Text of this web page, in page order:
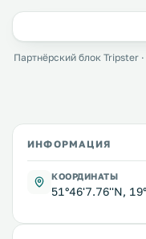
Партнёрский блок Tripster
ИНФОРМАЦИЯ
КООРДИНАТЫ
51°46'7.76''N,